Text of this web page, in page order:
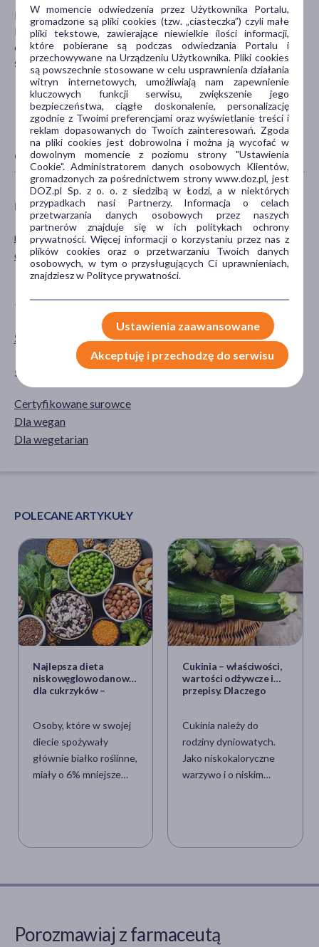
MIPAMA E.Z. Szafarz Sp.j.
Rogatka 14 Z
62-860 Opatówek
sklep@diet-food.pl
CECHY PRODUKTU
DIETA
niskowęglowodanowa
o niskim ind. glikemicznym
ZALECENIA ŻYWIENIOWE
Keto
Bez dodatku cukru
Bez glutenu
TYP PRODUKTU
Środki spożywcze makaron
SPECYFIKA
Certyfikowane surowce
Dla wegan
Dla wegetarian
POLECANE ARTYKUŁY
Najlepsza dieta
niskowęglowodanowa
dla cukrzyków –
Osoby, które w swojej
diecie spożywały
głównie białko roślinne,
miały o 6% mniejsze
rozwoju cukrzycy typu
rozwiązania związane ze
Cukinia – właściwości,
wartości odżywcze i
przepisy. Dlaczego
Cukinia należy do
rodziny dyniowatych.
Jako niskokaloryczne
warzywo i o niskim
witamin dostarczymy
Porozmawiaj z farmaceutą
W momencie odwiedzenia przez Użytkownika Portalu,
gromadzone są pliki cookies (tzw. „ciasteczka”) czyli małe
pliki tekstowe, zawierające niewielkie ilości informacji,
które pobierane są podczas odwiedzania Portalu i
przechowywane na Urządzeniu Użytkownika. Pliki cookies
są powszechnie stosowane w celu usprawnienia działania
witryn internetowych, umożliwiają nam zapewnienie
kluczowych funkcji serwisu, zwiększenie jego
bezpieczeństwa, ciągłe doskonalenie, personalizację
zgodnie z Twoimi preferencjami oraz wyświetlanie treści i
reklam dopasowanych do Twoich zainteresowań. Zgoda
na pliki cookies jest dobrowolna i można ją wycofać w
dowolnym momencie z poziomu strony "Ustawienia
Cookie". Administratorem danych osobowych Klientów,
gromadzonych za pośrednictwem strony www.doz.pl, jest
DOZ.pl Sp. z o. o. z siedzibą w Łodzi, a w niektórych
przypadkach nasi Partnerzy. Informacja o celach
przetwarzania danych osobowych przez naszych
partnerów znajduje się w ich politykach ochrony
prywatności. Więcej informacji o korzystaniu przez nas z
plików cookies oraz o przetwarzaniu Twoich danych
osobowych, w tym o przysługujących Ci uprawnieniach,
znajdziesz w Polityce prywatności.
Ustawienia zaawansowane
Akceptuję i przechodzę do serwisu